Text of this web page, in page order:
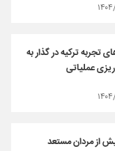
۰۵
تجربه ترکیه در گذار به
عملیاتی
۰۵
از مردان مستعد